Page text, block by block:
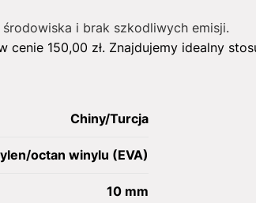
i brak szkodliwych emisji.
cenie 150,00 zł. Znajdujemy idealny
Chiny/Turcja
octan winylu (EVA)
10 mm